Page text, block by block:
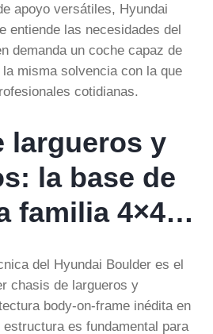
apoyo versátiles, Hyundai
entiende las necesidades del
demanda un coche capaz de
misma solvencia con la que
cotidianas.
largueros y
la base de
familia 4×4…
del Hyundai Boulder es el
chasis de largueros y
body-on-frame inédita en
es fundamental para